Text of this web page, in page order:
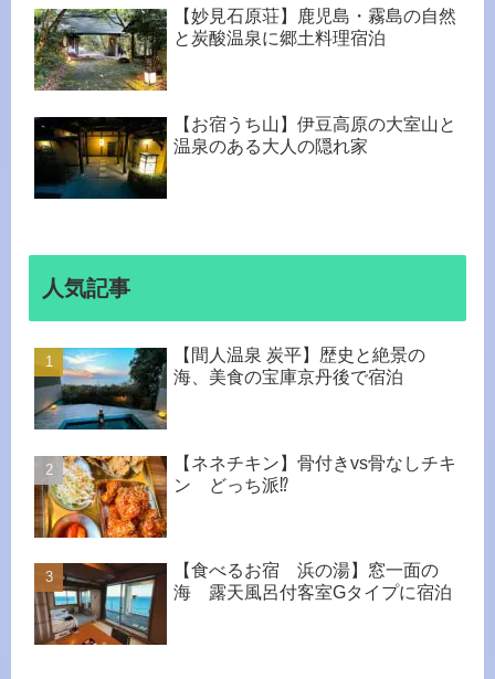
【妙見石原荘】鹿児島・霧島の自然
と炭酸温泉に郷土料理宿泊
【お宿うち山】伊豆高原の大室山と
温泉のある大人の隠れ家
人気記事
【間人温泉 炭平】歴史と絶景の
海、美食の宝庫京丹後で宿泊
【ネネチキン】骨付きvs骨なしチキ
ン どっち派⁉︎
【食べるお宿 浜の湯】窓一面の
海 露天風呂付客室Gタイプに宿泊